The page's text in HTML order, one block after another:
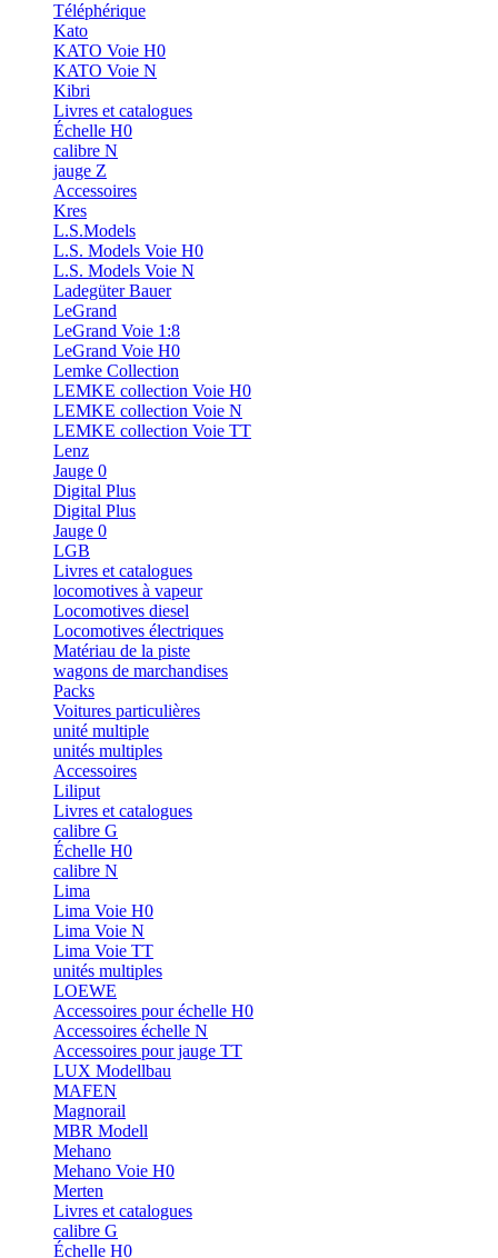
Téléphérique
Kato
KATO Voie H0
KATO Voie N
Kibri
Livres et catalogues
Échelle H0
calibre N
jauge Z
Accessoires
Kres
L.S.Models
L.S. Models Voie H0
L.S. Models Voie N
Ladegüter Bauer
LeGrand
LeGrand Voie 1:8
LeGrand Voie H0
Lemke Collection
LEMKE collection Voie H0
LEMKE collection Voie N
LEMKE collection Voie TT
Lenz
Jauge 0
Digital Plus
Digital Plus
Jauge 0
LGB
Livres et catalogues
locomotives à vapeur
Locomotives diesel
Locomotives électriques
Matériau de la piste
wagons de marchandises
Packs
Voitures particulières
unité multiple
unités multiples
Accessoires
Liliput
Livres et catalogues
calibre G
Échelle H0
calibre N
Lima
Lima Voie H0
Lima Voie N
Lima Voie TT
unités multiples
LOEWE
Accessoires pour échelle H0
Accessoires échelle N
Accessoires pour jauge TT
LUX Modellbau
MAFEN
Magnorail
MBR Modell
Mehano
Mehano Voie H0
Merten
Livres et catalogues
calibre G
Échelle H0